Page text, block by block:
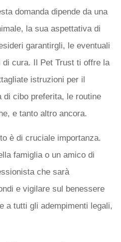
domanda dipende da una
la sua aspettativa di
garantirgli, le eventuali
cura. Il Pet Trust ti offre la
istruzioni per il
di cibo preferita, le routine
e tanto altro ancora.
è di cruciale importanza.
famiglia o un amico di
che sarà
e vigilare sul benessere
a tutti gli adempimenti legali,